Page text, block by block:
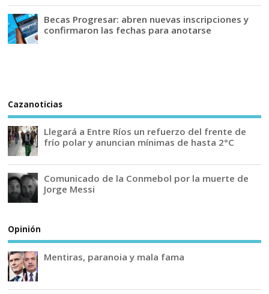
Becas Progresar: abren nuevas inscripciones y
confirmaron las fechas para anotarse
Cazanoticias
Llegará a Entre Ríos un refuerzo del frente de
frío polar y anuncian mínimas de hasta 2°C
Comunicado de la Conmebol por la muerte de
Jorge Messi
Opinión
Mentiras, paranoia y mala fama